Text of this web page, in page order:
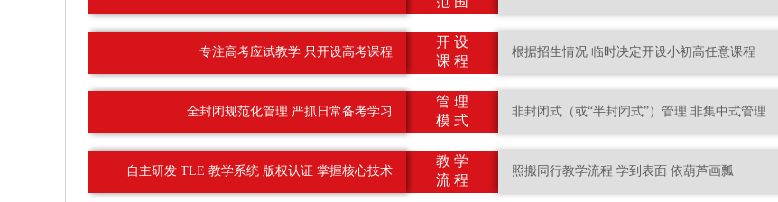
专注高考应试教学 只开设高考课程
全封闭规范化管理 严抓日常备考学习
自主研发 TLE 教学系统 版权认证 掌握核心技术
开 设
课 程
管 理
模 式
教 学
流 程
根据招生情况 临时决定开设小初高任意课程
非封闭式（或“半封闭式”）管理 非集中式管理
照搬同行教学流程 学到表面 依葫芦画瓢